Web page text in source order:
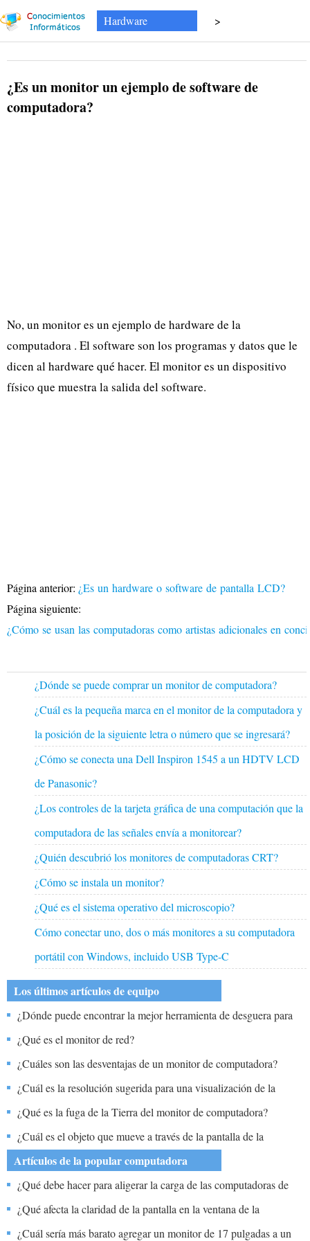
Hardware >
¿Es un monitor un ejemplo de software de
computadora?
No, un monitor es un ejemplo de hardware de la
computadora . El software son los programas y datos que le
dicen al hardware qué hacer. El monitor es un dispositivo
físico que muestra la salida del software.
Página anterior: ¿Es un hardware o software de pantalla LCD?
Página siguiente:
¿Cómo se usan las computadoras como artistas adicionales en
¿Dónde se puede comprar un monitor de computadora?
¿Cuál es la pequeña marca en el monitor de la computadora y
la posición de la siguiente letra o número que se ingresará?
¿Cómo se conecta una Dell Inspiron 1545 a un HDTV LCD
de Panasonic?
¿Los controles de la tarjeta gráfica de una computación que la
computadora de las señales envía a monitorear?
¿Quién descubrió los monitores de computadoras CRT?
¿Cómo se instala un monitor?
¿Qué es el sistema operativo del microscopio?
Cómo conectar uno, dos o más monitores a su computadora
portátil con Windows, incluido USB Type-C
Los últimos artículos de equipo
¿Dónde puede encontrar la mejor herramienta de desguera para
los monitores modernos de CRT?
¿Qué es el monitor de red?
¿Cuáles son las desventajas de un monitor de computadora?
¿Cuál es la resolución sugerida para una visualización de la
página web del monitor de 15 pulgadas?
¿Qué es la fuga de la Tierra del monitor de computadora?
¿Cuál es el objeto que mueve a través de la pantalla de la
computadora?
Artículos de la popular computadora
¿Qué debe hacer para aligerar la carga de las computadoras de
monitoreo mientras mantiene la mayor cantidad de datos
monitoreados posibles en Windows Server 2003?
¿Qué afecta la claridad de la pantalla en la ventana de la
computadora?
¿Cuál sería más barato agregar un monitor de 17 pulgadas a un